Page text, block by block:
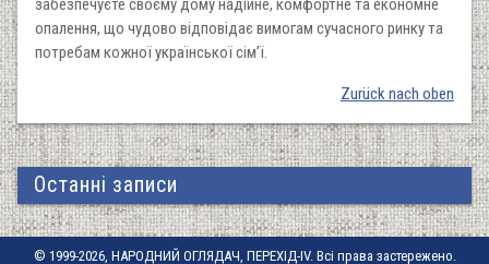
забезпечуєте своєму дому надійне, комфортне та економне
опалення, що чудово відповідає вимогам сучасного ринку та
потребам кожної української сім’ї.
Zurück nach oben
Останні записи
© 1999-2026, НАРОДНИЙ ОГЛЯДАЧ, ПЕРЕХІД-IV. Всі права застережено.